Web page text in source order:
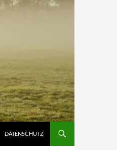
DATENSCHUTZ